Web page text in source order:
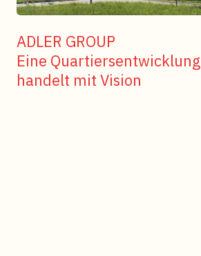
ADLER GROUP
Eine Quartiersentwicklung
handelt mit Vision